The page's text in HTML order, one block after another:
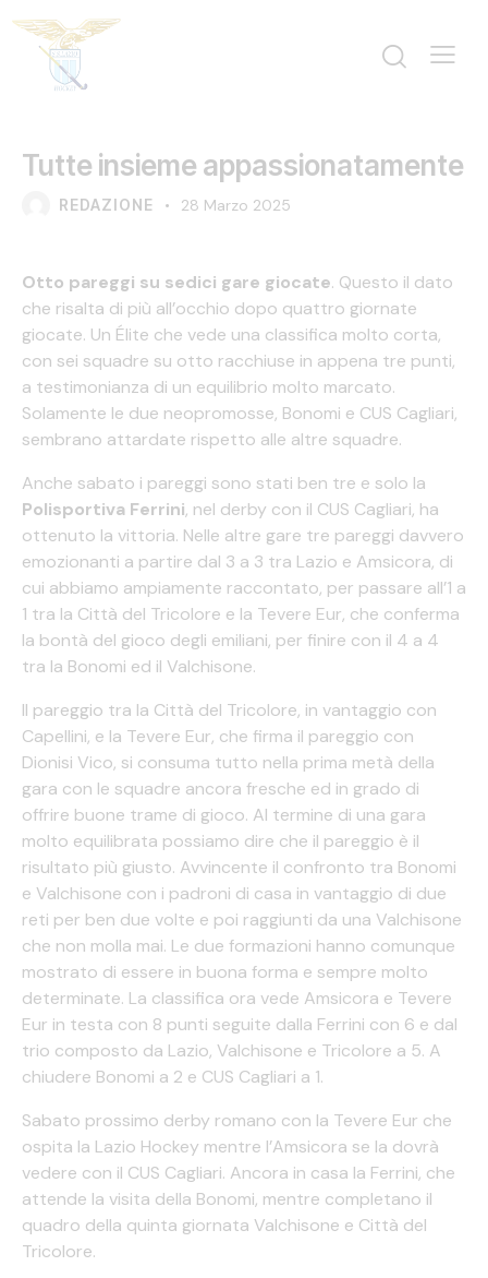
Tutte insieme appassionatamente
REDAZIONE 28 Marzo 2025
Otto pareggi su sedici gare giocate. Questo il dato
che risalta di più all’occhio dopo quattro giornate
giocate. Un Élite che vede una classifica molto corta,
con sei squadre su otto racchiuse in appena tre punti,
a testimonianza di un equilibrio molto marcato.
Solamente le due neopromosse, Bonomi e CUS Cagliari,
sembrano attardate rispetto alle altre squadre.
Anche sabato i pareggi sono stati ben tre e solo la
Polisportiva Ferrini, nel derby con il CUS Cagliari, ha
ottenuto la vittoria. Nelle altre gare tre pareggi davvero
emozionanti a partire dal 3 a 3 tra Lazio e Amsicora, di
cui abbiamo ampiamente raccontato, per passare all’1 a
1 tra la Città del Tricolore e la Tevere Eur, che conferma
la bontà del gioco degli emiliani, per finire con il 4 a 4
tra la Bonomi ed il Valchisone.
Il pareggio tra la Città del Tricolore, in vantaggio con
Capellini, e la Tevere Eur, che firma il pareggio con
Dionisi Vico, si consuma tutto nella prima metà della
gara con le squadre ancora fresche ed in grado di
offrire buone trame di gioco. Al termine di una gara
molto equilibrata possiamo dire che il pareggio è il
risultato più giusto. Avvincente il confronto tra Bonomi
e Valchisone con i padroni di casa in vantaggio di due
reti per ben due volte e poi raggiunti da una Valchisone
che non molla mai. Le due formazioni hanno comunque
mostrato di essere in buona forma e sempre molto
determinate. La classifica ora vede Amsicora e Tevere
Eur in testa con 8 punti seguite dalla Ferrini con 6 e dal
trio composto da Lazio, Valchisone e Tricolore a 5. A
chiudere Bonomi a 2 e CUS Cagliari a 1.
Sabato prossimo derby romano con la Tevere Eur che
ospita la Lazio Hockey mentre l’Amsicora se la dovrà
vedere con il CUS Cagliari. Ancora in casa la Ferrini, che
attende la visita della Bonomi, mentre completano il
quadro della quinta giornata Valchisone e Città del
Tricolore.